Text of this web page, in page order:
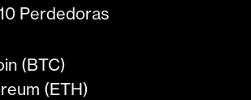
Perdedoras
(BTC)
(ETH)